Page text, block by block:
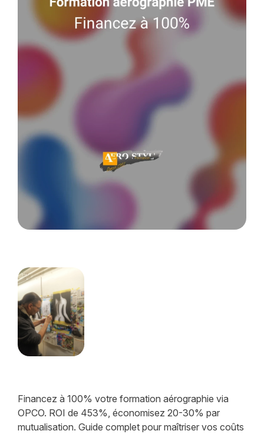
Financez à 100% votre formation aérographie via
OPCO. ROI de 453%, économisez 20-30% par
mutualisation. Guide complet pour maîtriser vos coûts